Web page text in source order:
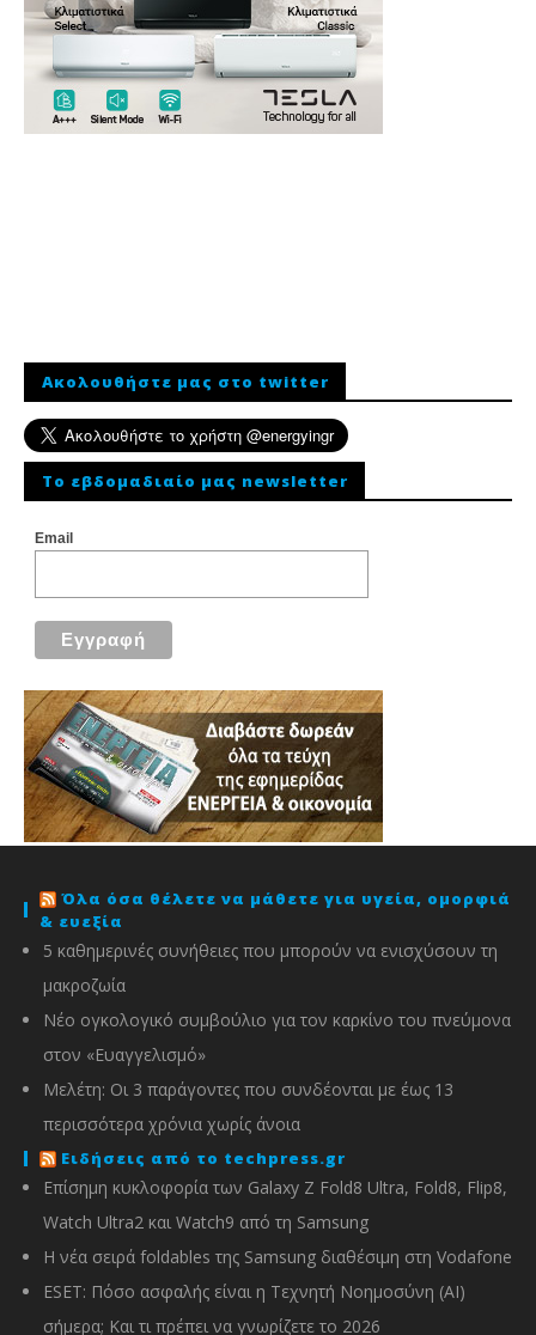
Ακολουθήστε μας στο twitter
To εβδομαδιαίο μας newsletter
Email
Όλα όσα θέλετε να μάθετε για υγεία, ομορφιά
& ευεξία
5 καθημερινές συνήθειες που μπορούν να ενισχύσουν τη
μακροζωία
Νέο ογκολογικό συμβούλιο για τον καρκίνο του πνεύμονα
στον «Ευαγγελισμό»
Μελέτη: Οι 3 παράγοντες που συνδέονται με έως 13
περισσότερα χρόνια χωρίς άνοια
Ειδήσεις από το techpress.gr
Επίσημη κυκλοφορία των Galaxy Z Fold8 Ultra, Fold8, Flip8,
Watch Ultra2 και Watch9 από τη Samsung
Η νέα σειρά foldables της Samsung διαθέσιμη στη Vodafone
ESET: Πόσο ασφαλής είναι η Τεχνητή Νοημοσύνη (AI)
σήμερα; Και τι πρέπει να γνωρίζετε το 2026